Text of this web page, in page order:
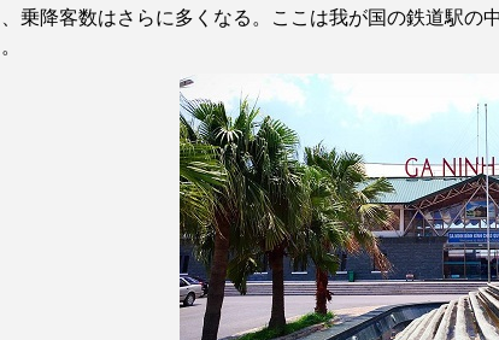
乗降客数はさらに多くなる。ここは我が国の鉄道駅の